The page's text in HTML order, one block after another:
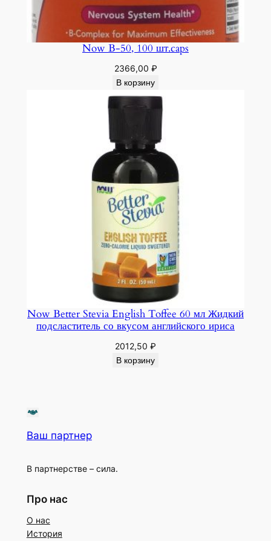
Now B-50, 100 шт.caps
2366,00 ₽
В корзину
Now Better Stevia English Toffee 60 мл Жидкий
подсластитель со вкусом английского ириса
2012,50 ₽
В корзину
Ваш партнер
В партнерстве – сила.
Про нас
О нас
История